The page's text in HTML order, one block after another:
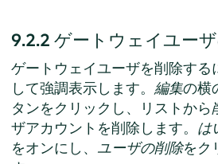
9.2.2 ゲートウェイユー
ゲートウェイユーザを削除する
して強調表示します。 編集の横
タンをクリックし、リストから
ザアカウントを削除します。 は
をオンにし、 ユーザの削除をク